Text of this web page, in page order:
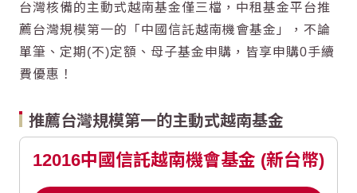
台灣核備的主動式越南基金僅三檔，中租基金平台推
薦台灣規模第一的「 中國信託越南機會基金 」，不論
單筆、定期(不)定額、母子基金申購，皆享申購0手續
費優惠！
推薦台灣規模第一的主動式越南基金
12016中國信託越南機會基金 (新台幣)